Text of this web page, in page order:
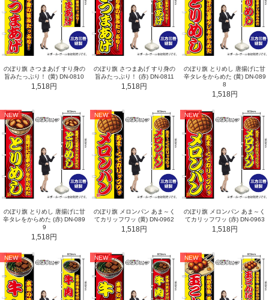
のぼり旗 さつまあげ すり身の
旨みたっぷり！ (黄) DN-0810
1,518円
のぼり旗 さつまあげ すり身の
旨みたっぷり！ (赤) DN-0811
1,518円
のぼり旗 とりめし 唐揚げに甘
辛タレをからめた (黄) DN-089
8
1,518円
NEW
のぼり旗 とりめし 唐揚げに甘
辛タレをからめた (赤) DN-089
9
1,518円
NEW
のぼり旗 メロンパン あま～く
てカリッフワッ (黄) DN-0962
1,518円
NEW
のぼり旗 メロンパン あま～く
てカリッフワッ (赤) DN-0963
1,518円
NEW NEW NEW